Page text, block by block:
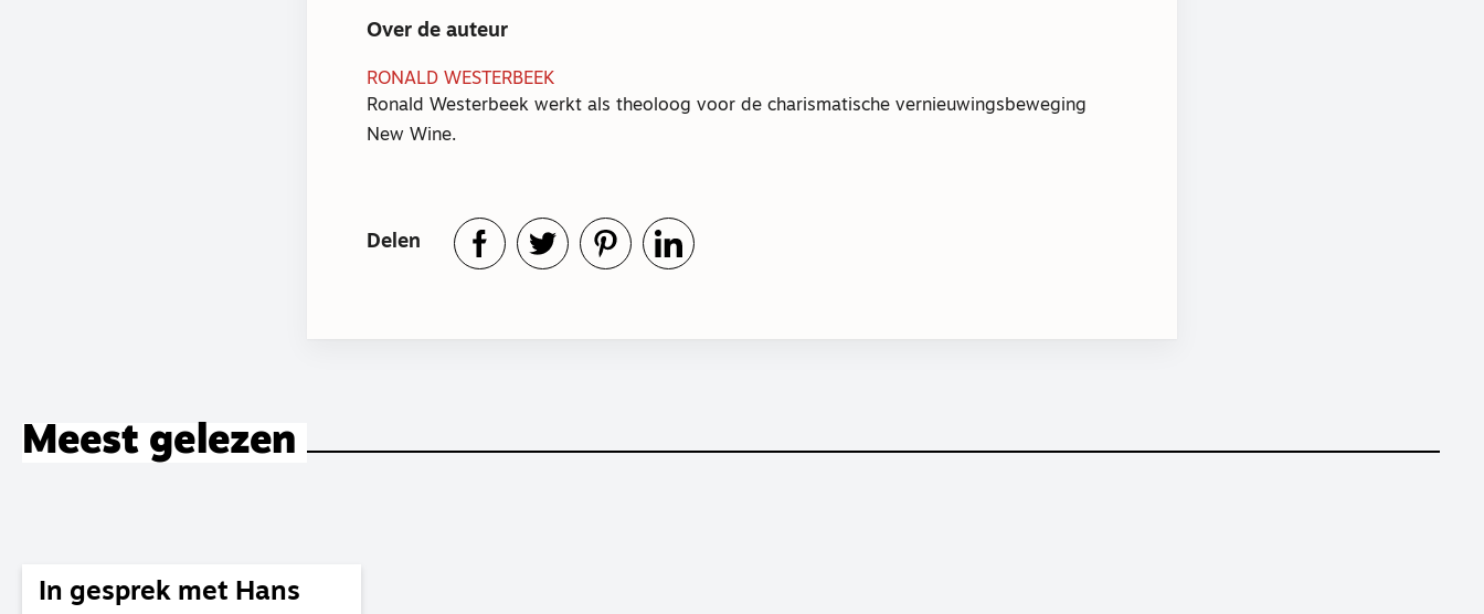
Over de auteur
RONALD WESTERBEEK
Ronald Westerbeek werkt als theoloog voor de charismatische vernieuwingsbeweging
New Wine.
Delen
Meest gelezen
In gesprek met Hans